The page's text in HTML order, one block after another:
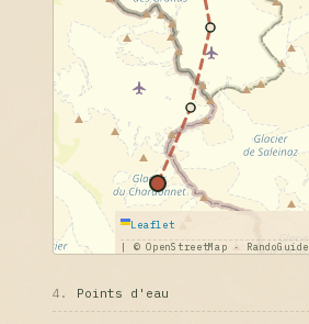
Leaflet
|
© OpenStreetMap · RandoGuide
4. Points d'eau